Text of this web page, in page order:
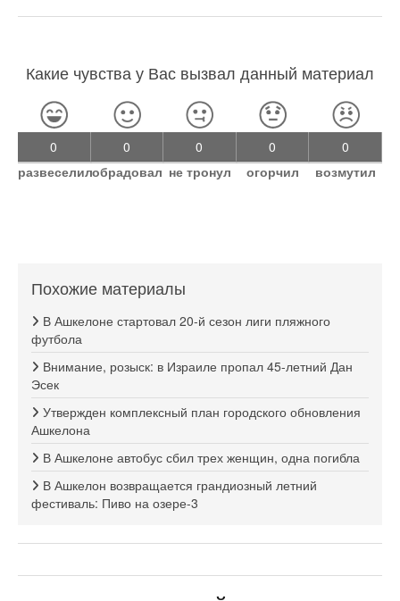
Какие чувства у Вас вызвал данный материал
0
развеселил
0
обрадовал
0
не тронул
0
огорчил
0
возмутил
Похожие материалы
В Ашкелоне стартовал 20-й сезон лиги пляжного
футбола
Внимание, розыск: в Израиле пропал 45-летний Дан
Эсек
Утвержден комплексный план городского обновления
Ашкелона
В Ашкелоне автобус сбил трех женщин, одна погибла
В Ашкелон возвращается грандиозный летний
фестиваль: Пиво на озере-3